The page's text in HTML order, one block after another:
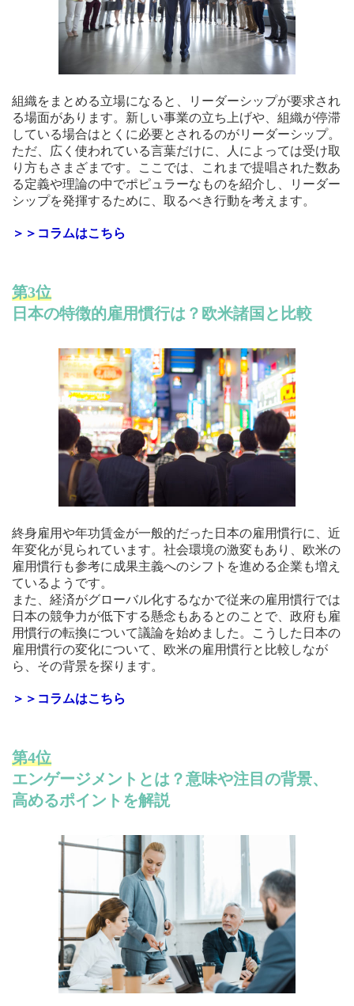
組織をまとめる立場になると、リーダーシップが要求され
る場面があります。新しい事業の立ち上げや、組織が停滞
している場合はとくに必要とされるのがリーダーシップ。
ただ、広く使われている言葉だけに、人によっては受け取
り方もさまざまです。ここでは、これまで提唱された数あ
る定義や理論の中でポピュラーなものを紹介し、リーダー
シップを発揮するために、取るべき行動を考えます。
＞＞コラムはこちら
第3位
日本の特徴的雇用慣行は？欧米諸国と比較
終身雇用や年功賃金が一般的だった日本の雇用慣行に、近
年変化が見られています。社会環境の激変もあり、欧米の
雇用慣行も参考に成果主義へのシフトを進める企業も増え
ているようです。
また、経済がグローバル化するなかで従来の雇用慣行では
日本の競争力が低下する懸念もあるとのことで、政府も雇
用慣行の転換について議論を始めました。こうした日本の
雇用慣行の変化について、欧米の雇用慣行と比較しなが
ら、その背景を探ります。
＞＞コラムはこちら
第4位
エンゲージメントとは？意味や注目の背景、
高めるポイントを解説